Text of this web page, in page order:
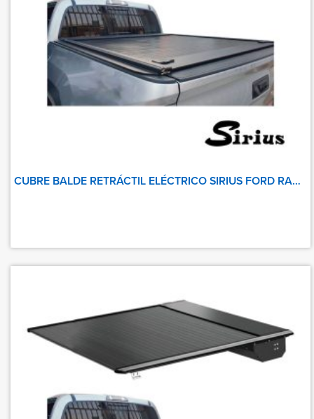
CUBRE BALDE RETRÁCTIL ELÉCTRICO SIRIUS FORD RANGER 2016 UP+